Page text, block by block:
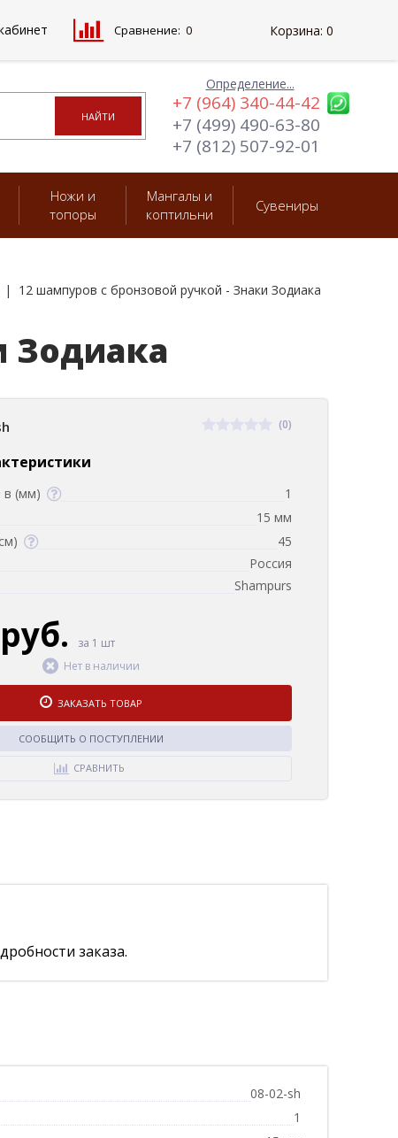
Определение...
+7 (964) 340-44-42
+7 (499) 490-63-80
+7 (812) 507-92-01
Ножи и
топоры
Мангалы и
коптильни
Сувениры
12 шампуров с бронзовой ручкой - Знаки Зодиака
Зодиака
(0)
в (мм)
1
15 мм
45
Россия
Shampurs
за 1 шт
Нет в наличии
ЗАКАЗАТЬ ТОВАР
СООБЩИТЬ О ПОСТУПЛЕНИИ
СРАВНИТЬ
заказа.
08-02-sh
1
Сравнение: 0 Корзина: 0